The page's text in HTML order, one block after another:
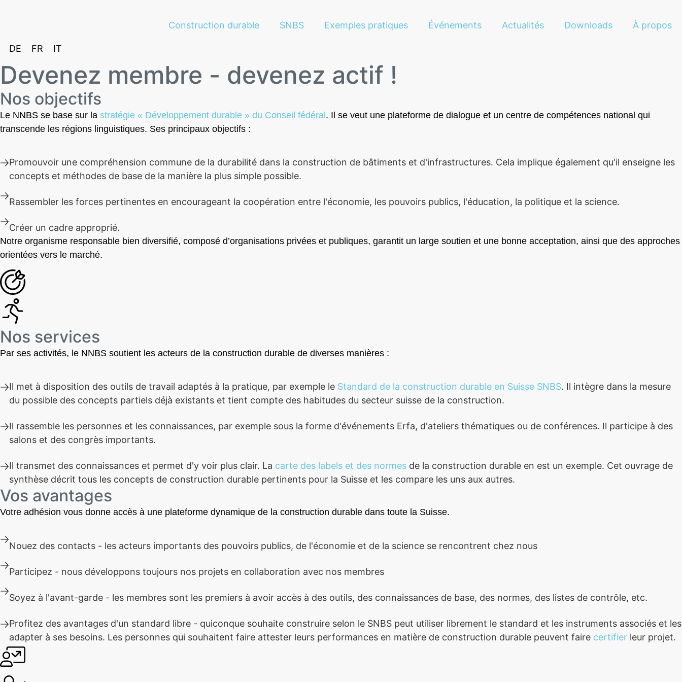
Construction durable SNBS Exemples pratiques Événements Actualités Downloads À propos
DE FR IT
Devenez membre - devenez actif !
Nos objectifs
Le NNBS se base sur la stratégie « Développement durable » du Conseil fédéral . Il se veut une plateforme de dialogue et un centre de compétences national qui
transcende les régions linguistiques. Ses principaux objectifs :
Promouvoir une compréhension commune de la durabilité dans la construction de bâtiments et d'infrastructures. Cela implique également qu'il enseigne les
concepts et méthodes de base de la manière la plus simple possible.
Rassembler les forces pertinentes en encourageant la coopération entre l'économie, les pouvoirs publics, l'éducation, la politique et la science.
Créer un cadre approprié.
Notre organisme responsable bien diversifié, composé d’organisations privées et publiques, garantit un large soutien et une bonne acceptation, ainsi que des approches
orientées vers le marché.
Nos services
Par ses activités, le NNBS soutient les acteurs de la construction durable de diverses manières :
Il met à disposition des outils de travail adaptés à la pratique, par exemple le Standard de la construction durable en Suisse SNBS. Il intègre dans la mesure
du possible des concepts partiels déjà existants et tient compte des habitudes du secteur suisse de la construction.
Il rassemble les personnes et les connaissances, par exemple sous la forme d'événements Erfa, d'ateliers thématiques ou de conférences. Il participe à des
salons et des congrès importants.
Il transmet des connaissances et permet d'y voir plus clair. La carte des labels et des normes de la construction durable en est un exemple. Cet ouvrage de
synthèse décrit tous les concepts de construction durable pertinents pour la Suisse et les compare les uns aux autres.
Vos avantages
Votre adhésion vous donne accès à une plateforme dynamique de la construction durable dans toute la Suisse.
Nouez des contacts - les acteurs importants des pouvoirs publics, de l'économie et de la science se rencontrent chez nous
Participez - nous développons toujours nos projets en collaboration avec nos membres
Soyez à l'avant-garde - les membres sont les premiers à avoir accès à des outils, des connaissances de base, des normes, des listes de contrôle, etc.
Profitez des avantages d'un standard libre - quiconque souhaite construire selon le SNBS peut utiliser librement le standard et les instruments associés et les
adapter à ses besoins. Les personnes qui souhaitent faire attester leurs performances en matière de construction durable peuvent faire certifier leur projet.